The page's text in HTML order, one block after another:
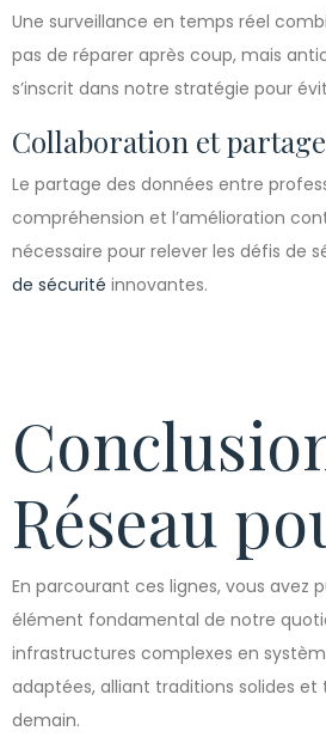
Une surveillance en temps réel
pas de réparer après coup, mais
s’inscrit dans notre stratégie pour
Collaboration et
Le partage des données entre
compréhension et l’amélioration
nécessaire pour relever les défis de
de sécurité innovantes.
Réseau
En parcourant ces lignes, vous avez
élément fondamental de notre
infrastructures complexes en
adaptées, alliant traditions solides
demain.